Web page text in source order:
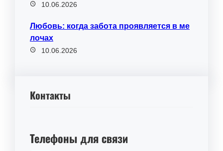
10.06.2026
Любовь: когда забота проявляется в ме
лочах
10.06.2026
Контакты
Телефоны для связи